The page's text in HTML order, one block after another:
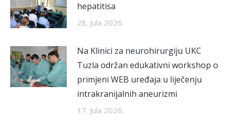
hepatitisa
28. Jula 2026.
Na Klinici za neurohirurgiju UKC
Tuzla održan edukativni workshop o
primjeni WEB uređaja u liječenju
intrakranijalnih aneurizmi
17. Jula 2026.